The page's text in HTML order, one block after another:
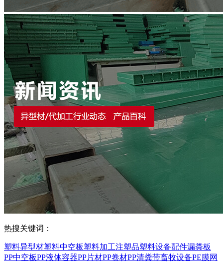
热搜关键词：
塑料异型材塑料中空板塑料加工注塑品塑料设备配件漏粪板
PP中空板PP液体容器PP片材PP卷材PP清粪带畜牧设备PE膜网